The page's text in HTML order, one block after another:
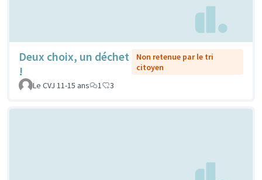
Deux choix, un déchet
!
Non retenue par le tri
citoyen
Le CVJ 11-15 ans
1 3